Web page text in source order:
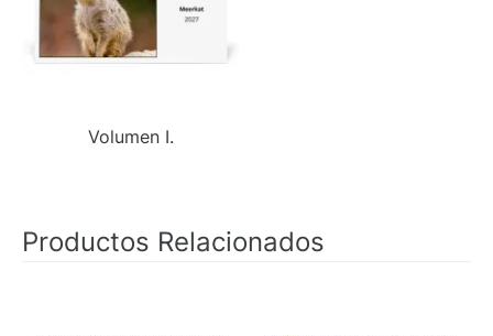
Volumen I.
Productos Relacionados